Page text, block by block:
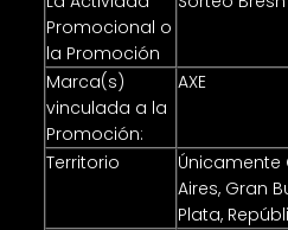
Promocional o
la Promoción
Marca(s)
vinculada a la
Promoción:
AXE
Territorio
Aires, Gran
Plata,